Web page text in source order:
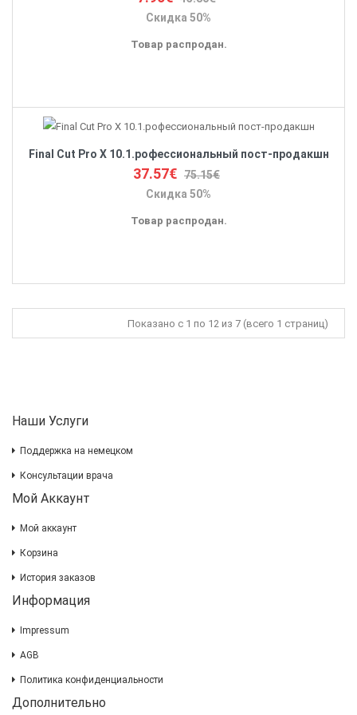
Скидка 50%
Товар распродан.
Final Cut Pro X 10.1.рофессиональный пост-продакшн
37.57€ 75.15€
Скидка 50%
Товар распродан.
Показано с 1 по 12 из 7 (всего 1 страниц)
Наши Услуги
Поддержка на немецком
Консультации врача
Мой Аккаунт
Мой аккаунт
Корзина
История заказов
Информация
Impressum
AGB
Политика конфиденциальности
Дополнительно